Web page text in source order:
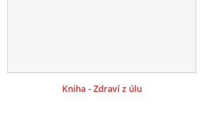
Kniha - Zdraví z úlu